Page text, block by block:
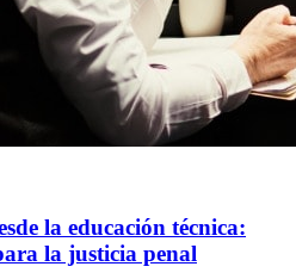
la educación técnica:
la justicia penal